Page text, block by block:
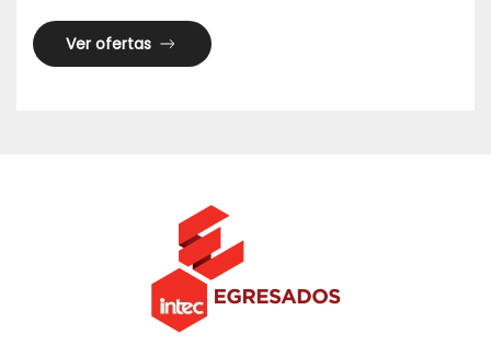
Ver ofertas